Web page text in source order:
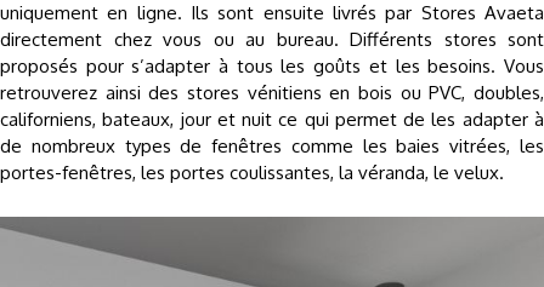
uniquement en ligne. Ils sont ensuite livrés par Stores Avaeta
directement chez vous ou au bureau. Différents stores sont
proposés pour s’adapter à tous les goûts et les besoins. Vous
retrouverez ainsi des stores vénitiens en bois ou PVC, doubles,
californiens, bateaux, jour et nuit ce qui permet de les adapter à
de nombreux types de fenêtres comme les baies vitrées, les
portes-fenêtres, les portes coulissantes, la véranda, le velux.